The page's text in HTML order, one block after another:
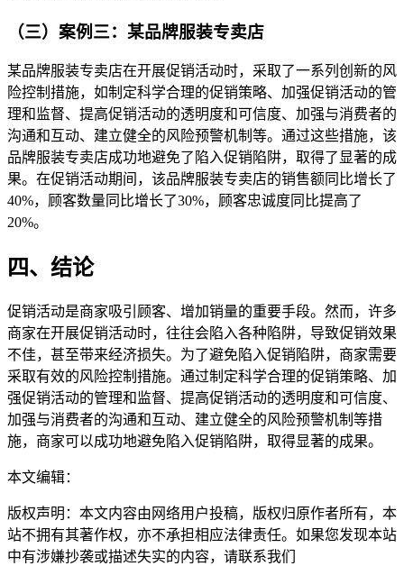
（三）案例三：某品牌服装专卖店
某品牌服装专卖店在开展促销活动时，采取了一系列创新的风
险控制措施，如制定科学合理的促销策略、加强促销活动的管
理和监督、提高促销活动的透明度和可信度、加强与消费者的
沟通和互动、建立健全的风险预警机制等。通过这些措施，该
品牌服装专卖店成功地避免了陷入促销陷阱，取得了显著的成
果。在促销活动期间，该品牌服装专卖店的销售额同比增长了
40%，顾客数量同比增长了30%，顾客忠诚度同比提高了
20%。
四、结论
促销活动是商家吸引顾客、增加销量的重要手段。然而，许多
商家在开展促销活动时，往往会陷入各种陷阱，导致促销效果
不佳，甚至带来经济损失。为了避免陷入促销陷阱，商家需要
采取有效的风险控制措施。通过制定科学合理的促销策略、加
强促销活动的管理和监督、提高促销活动的透明度和可信度、
加强与消费者的沟通和互动、建立健全的风险预警机制等措
施，商家可以成功地避免陷入促销陷阱，取得显著的成果。
本文编辑：
版权声明：本文内容由网络用户投稿，版权归原作者所有，本
站不拥有其著作权，亦不承担相应法律责任。如果您发现本站
中有涉嫌抄袭或描述失实的内容，请联系我们